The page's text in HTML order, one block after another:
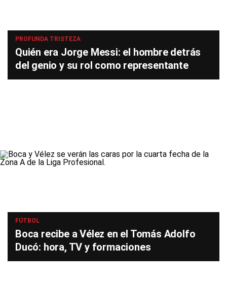
PROFUNDA TRISTEZA
Quién era Jorge Messi: el hombre detrás
del genio y su rol como representante
FÚTBOL
Boca recibe a Vélez en el Tomás Adolfo
Ducó: hora, TV y formaciones